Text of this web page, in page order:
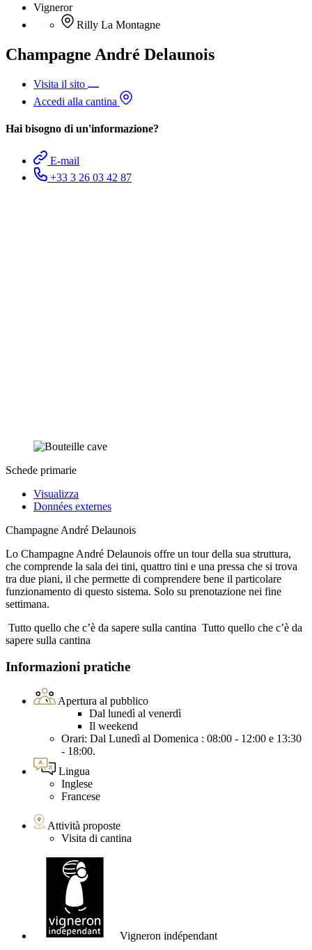
Vigneror
Rilly La Montagne
Champagne André Delaunois
Visita il sito
Accedi alla cantina
Hai bisogno di un'informazione?
E-mail
+33 3 26 03 42 87
Schede primarie
Visualizza
Données externes
Champagne André Delaunois
Lo Champagne André Delaunois offre un tour della sua struttura,
che comprende la sala dei tini, quattro tini e una pressa che si trova
tra due piani, il che permette di comprendere bene il particolare
funzionamento di questo sistema. Solo su prenotazione nei fine
settimana.
Tutto quello che c’è da sapere sulla cantina Tutto quello che c’è da
sapere sulla cantina
Informazioni pratiche
Apertura al pubblico
Dal lunedì al venerdì
Il weekend
Orari: Dal Lunedì al Domenica : 08:00 - 12:00 e 13:30
- 18:00.
Lingua
Inglese
Francese
Attività proposte
Visita di cantina
Vigneron indépendant